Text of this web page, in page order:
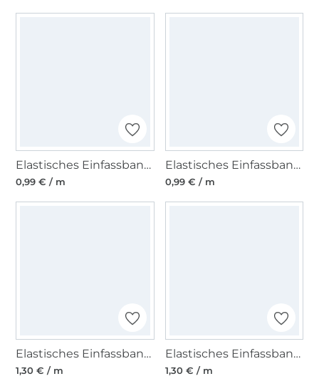
Elastisches Einfassband Jacquardverzierung, petrol
0,99 € / m
Elastisches Einfassband Jacquardverzierung, mint
0,99 € / m
Elastisches Einfassband gerippt, dunkelblau
1,30 € / m
Elastisches Einfassband gerippt, jeansblau
1,30 € / m